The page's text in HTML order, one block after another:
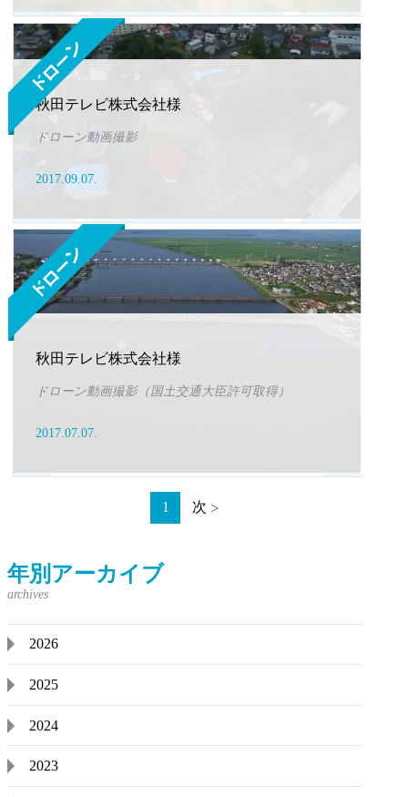
秋田テレビ株式会社様
ドローン動画撮影
2017.09.07.
秋田テレビ株式会社様
ドローン動画撮影（国土交通大臣許可取得）
2017.07.07.
1 次
年別アーカイブ
2026
2025
2024
2023